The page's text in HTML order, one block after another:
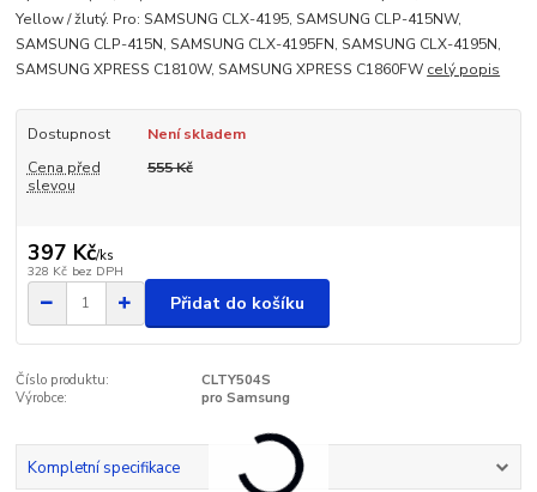
Yellow / žlutý. Pro: SAMSUNG CLX-4195, SAMSUNG CLP-415NW,
SAMSUNG CLP-415N, SAMSUNG CLX-4195FN, SAMSUNG CLX-4195N,
SAMSUNG XPRESS C1810W, SAMSUNG XPRESS C1860FW celý popis
Dostupnost
Není skladem
Cena před
slevou
555 Kč
397 Kč/ks
328 Kč bez DPH
Přidat do košíku
Číslo produktu:
CLTY504S
Výrobce:
pro Samsung
Kompletní specifikace